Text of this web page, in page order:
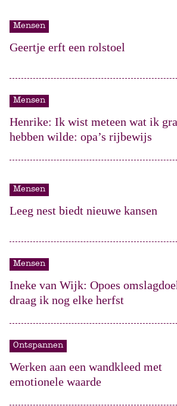
Mensen
Geertje erft een rolstoel
Mensen
Henrike: Ik wist meteen wat ik
hebben wilde: opa’s rijbewijs
Mensen
Leeg nest biedt nieuwe kansen
Mensen
Ineke van Wijk: Opoes
draag ik nog elke herfst
Ontspannen
Werken aan een wandkleed met
emotionele waarde